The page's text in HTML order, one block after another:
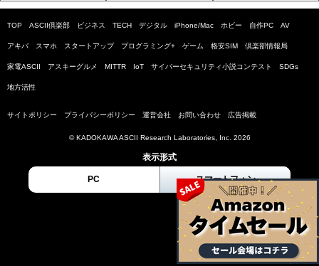
TOP ASCII倶楽部 ビジネス TECH デジタル iPhone/Mac ホビー 自作PC AV
アキバ スマホ スタートアップ プログラミング+ ゲーム 格安SIM 倶楽部情報局
家電ASCII アスキーグルメ MITTR IoT サイバーセキュリティ小説コンテスト SDGs
地方活性
サイトポリシー プライバシーポリシー 運営会社 お問い合わせ 広告掲載
© KADOKAWA ASCII Research Laboratories, Inc. 2026
表示形式
PC スマートフォン